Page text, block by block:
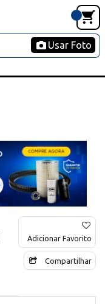
Usar Foto
Adicionar Favorito
Compartilhar